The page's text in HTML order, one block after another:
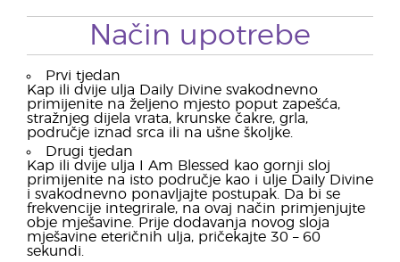
Način upotrebe
Prvi tjedan
Kap ili dvije ulja Daily Divine svakodnevno
primijenite na željeno mjesto poput zapešća,
stražnjeg dijela vrata, krunske čakre, grla,
područje iznad srca ili na ušne školjke.
Drugi tjedan
Kap ili dvije ulja I Am Blessed kao gornji sloj
primijenite na isto područje kao i ulje Daily Divine
i svakodnevno ponavljajte postupak. Da bi se
frekvencije integrirale, na ovaj način primjenjujte
obje mješavine. Prije dodavanja novog sloja
mješavine eteričnih ulja, pričekajte 30 – 60
sekundi.